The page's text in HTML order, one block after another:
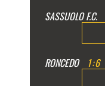
SASSUOLO F.C.
RONCEDO 1:6